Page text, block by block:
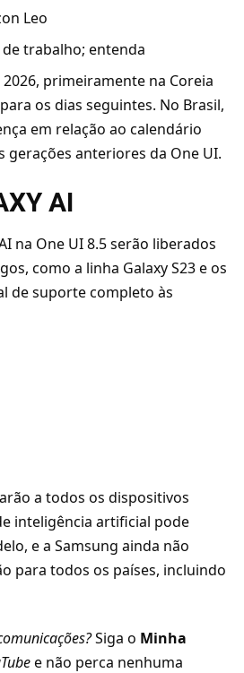
Leo
trabalho; entenda
primeiramente na Coreia
os dias seguintes. No Brasil,
em relação ao calendário
anteriores da One UI.
AI
na One UI 8.5 serão liberados
como a linha Galaxy S23 e os
de suporte completo às
a todos os dispositivos
inteligência artificial pode
e a Samsung ainda não
para todos os países, incluindo
Siga o Minha
e não perca nenhuma